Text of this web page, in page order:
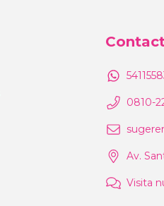
0810-
Av.
Visita